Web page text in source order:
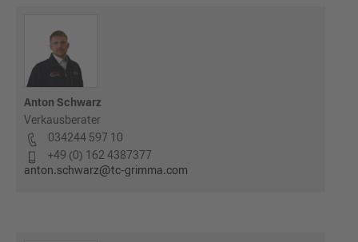
Anton Schwarz
Verkausberater
034244 597 10
+49 (0) 162 4387377
anton.schwarz@tc-grimma.com